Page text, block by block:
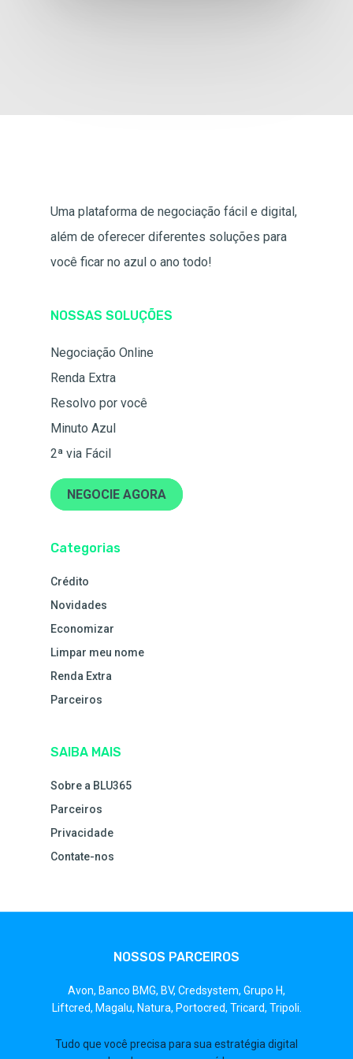
Uma plataforma de negociação fácil e digital,
além de oferecer diferentes soluções para
você ficar no azul o ano todo!
NOSSAS SOLUÇÕES
Negociação Online
Renda Extra
Resolvo por você
Minuto Azul
2ª via Fácil
NEGOCIE AGORA
Categorias
Crédito
Novidades
Economizar
Limpar meu nome
Renda Extra
Parceiros
SAIBA MAIS
Sobre a BLU365
Parceiros
Privacidade
Contate-nos
NOSSOS PARCEIROS
Avon, Banco BMG, BV, Credsystem, Grupo H,
Liftcred, Magalu, Natura, Portocred, Tricard, Tripoli.
Tudo que você precisa para sua estratégia digital